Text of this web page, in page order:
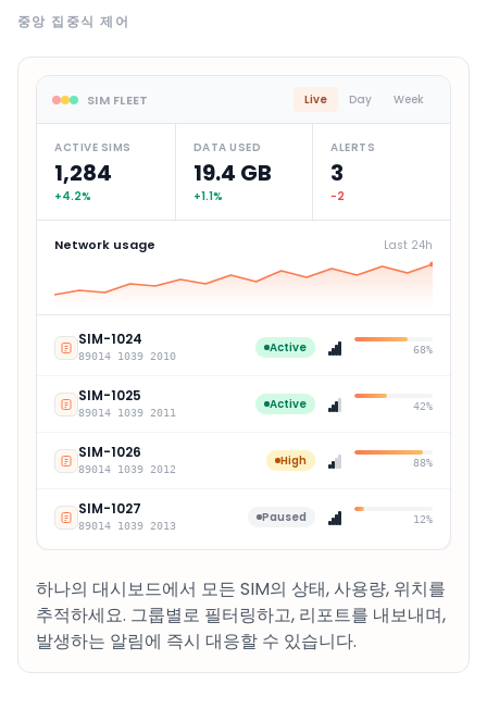
중앙 집중식 제어
SIM FLEET Live Day Week
ACTIVE SIMS
1,284
+4.2%
DATA USED
19.4 GB
+1.1%
ALERTS
3
−2
Network usage Last 24h
SIM-1024
89014 1039 2010
Active 68%
SIM-1025
89014 1039 2011
Active 42%
SIM-1026
89014 1039 2012
High 88%
SIM-1027
89014 1039 2013
Paused 12%
하나의 대시보드에서 모든 SIM의 상태, 사용량, 위치를
추적하세요. 그룹별로 필터링하고, 리포트를 내보내며,
발생하는 알림에 즉시 대응할 수 있습니다.